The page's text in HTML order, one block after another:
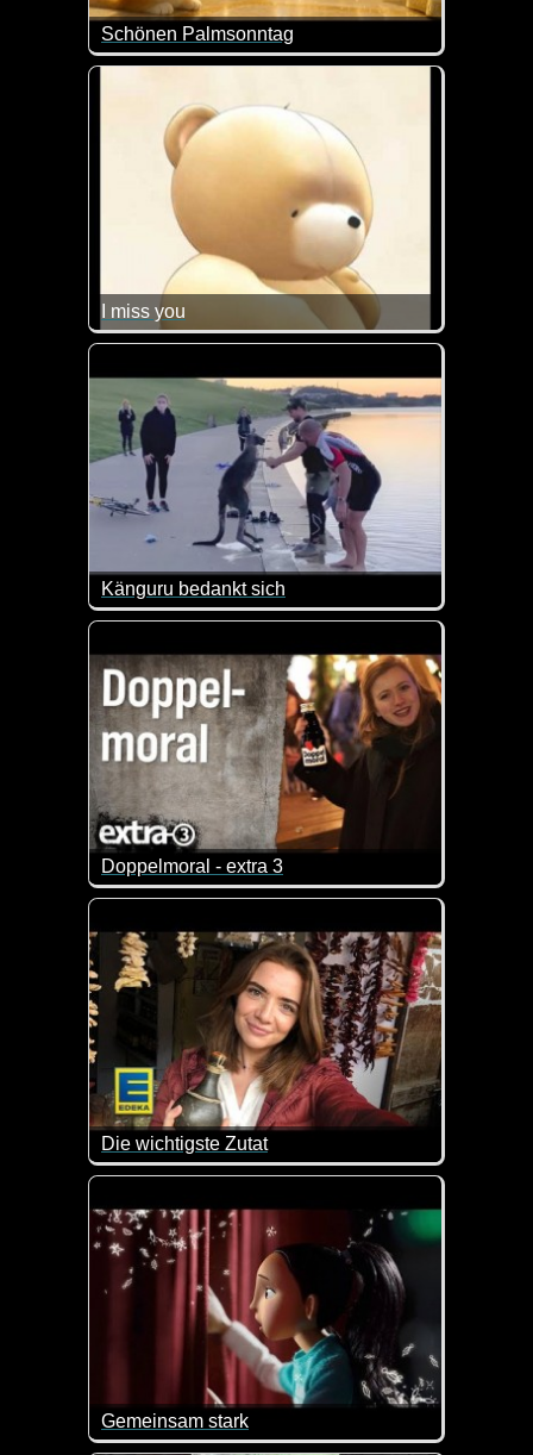
Schönen Palmsonntag
Was für ein liebes Video zum Palmsonntag. Toll!
I miss you
Das Bärchen vermisst dich. So wie wir auch viele
Känguru bedankt sich
Dieses Känguru ist wohl sehr dankbar, dass es
Doppelmoral - extra 3
An Weihnachten ist Nächstenliebe angesagt.
Die wichtigste Zutat
Es ist zwar ein Werbe-Video, aber die Botschaft ist
Gemeinsam stark